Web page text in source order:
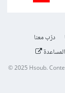
درّب معنا
© 2025Hsoub.